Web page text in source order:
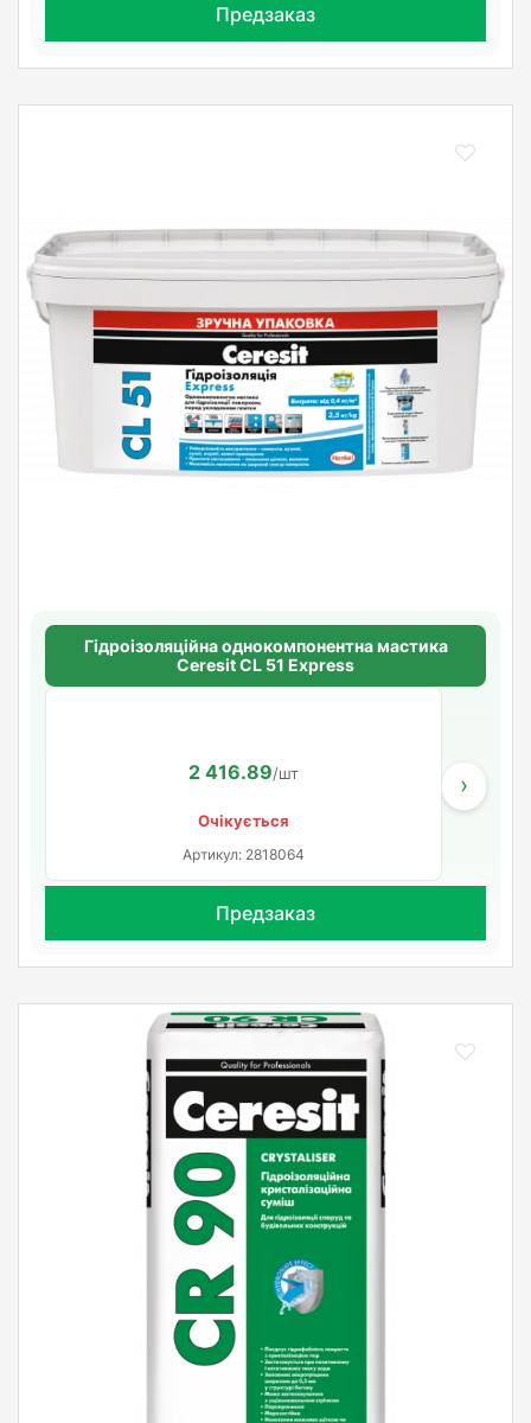
Предзаказ
Гідроізоляційна однокомпонентна мастика
Ceresit CL 51 Express
2 416.89/шт
Очікується
Артикул: 2818064
›
Предзаказ